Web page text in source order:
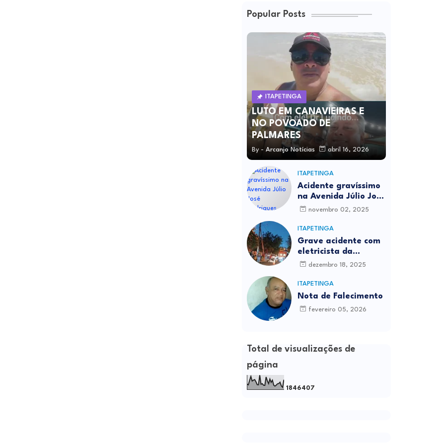
Popular Posts
ITAPETINGA
LUTO EM CANAVIEIRAS E
NO POVOADO DE
PALMARES
By - Arcanjo Notícias abril 16, 2026
ITAPETINGA
Acidente gravíssimo
na Avenida Júlio José
Rodrigues deixa um
novembro 02, 2025
ITAPETINGA
Grave acidente com
eletricista da
Prefeitura é
Itapetinga
dezembro 18, 2025
ITAPETINGA
Nota de Falecimento
fevereiro 05, 2026
Total de visualizações de
página
1 846407